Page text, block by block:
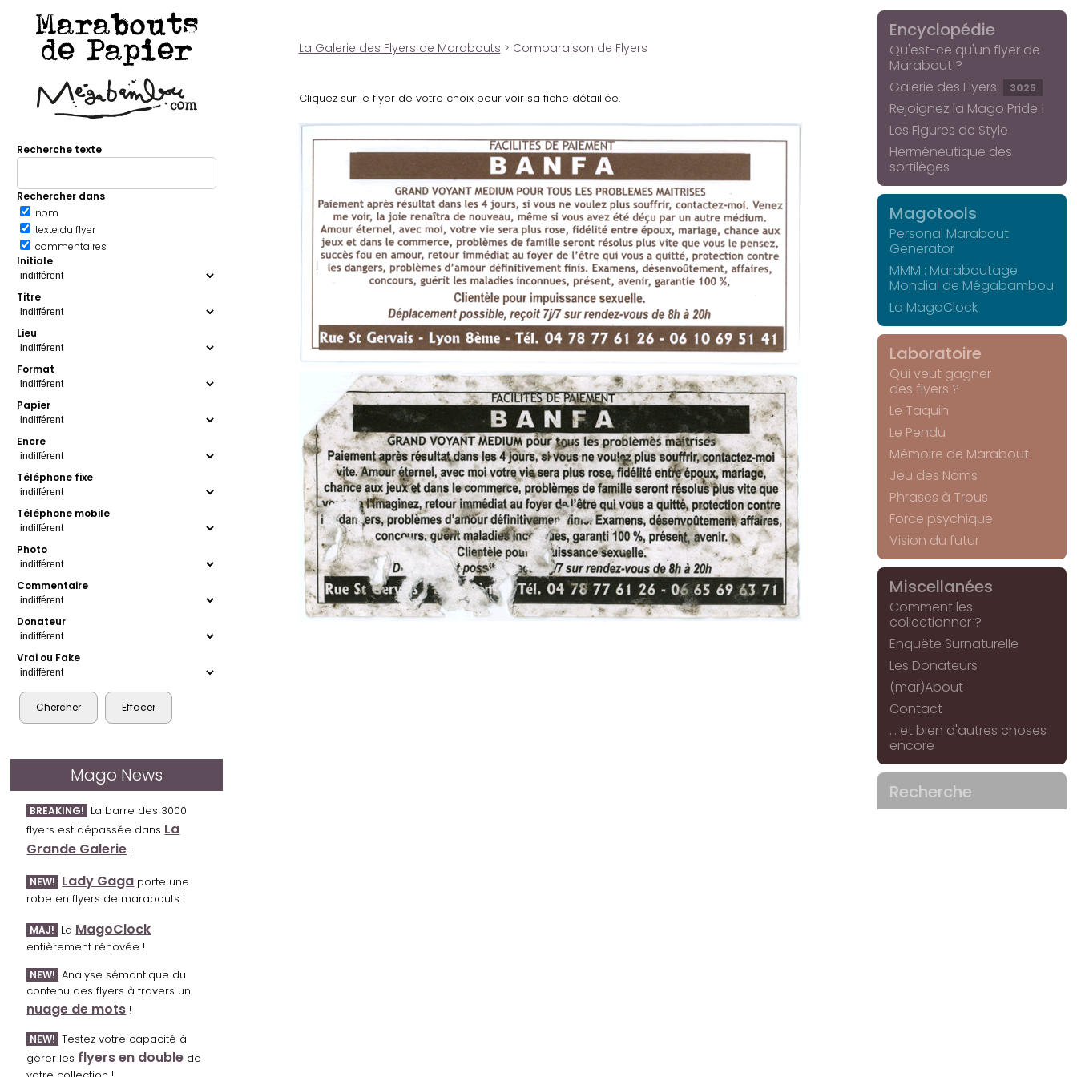
Marabouts
de Papier
Recherche texte
Rechercher dans
nom
texte du flyer
commentaires
Initiale
Titre
Lieu
Format
Papier
Encre
Téléphone fixe
Téléphone mobile
Photo
Commentaire
Donateur
Vrai ou Fake
Mago News
BREAKING! La barre des 3000
flyers est dépassée dans La
Grande Galerie !
NEW! Lady Gaga porte une
robe en flyers de marabouts !
MAJ! La MagoClock
entièrement rénovée !
NEW! Analyse sémantique du
contenu des flyers à travers un
nuage de mots !
NEW! Testez votre capacité à
gérer les flyers en double de
La Galerie des Flyers de Marabouts > Comparaison de Flyers
Cliquez sur le flyer de votre choix pour voir sa fiche détaillée.
Encyclopédie
Qu'est-ce qu'un flyer de
Marabout ?
Galerie des Flyers
3025
Rejoignez la Mago Pride !
Les Figures de Style
Herméneutique des
sortilèges
Magotools
Personal Marabout
Generator
MMM : Maraboutage
Mondial de Mégabambou
La MagoClock
Laboratoire
Qui veut gagner
des flyers ?
Le Taquin
Le Pendu
Mémoire de Marabout
Jeu des Noms
Phrases à Trous
Force psychique
Vision du futur
Miscellanées
Comment les
collectionner ?
Enquête Surnaturelle
Les Donateurs
(mar)About
Contact
... et bien d'autres choses
encore
Recherche